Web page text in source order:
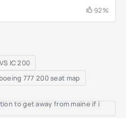
92%
IC 200
boeing 777 200 seat map
to get away from maine if i